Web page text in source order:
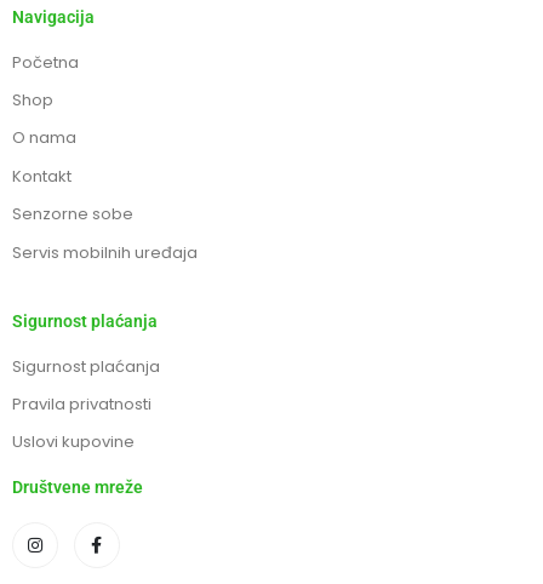
Navigacija
Početna
Shop
O nama
Kontakt
Senzorne sobe
Servis mobilnih uređaja
Sigurnost plaćanja
Sigurnost plaćanja
Pravila privatnosti
Uslovi kupovine
Društvene mreže